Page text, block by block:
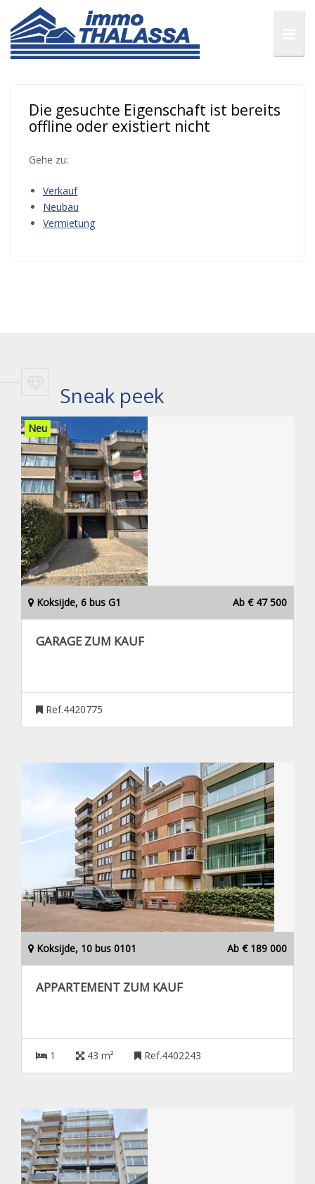
Die gesuchte Eigenschaft ist bereits
offline oder existiert nicht
Gehe zu:
Verkauf
Neubau
Vermietung
Sneak peek
Neu
Koksijde, 6 bus G1 Ab € 47 500
GARAGE ZUM KAUF
Ref.4420775
Koksijde, 10 bus 0101 Ab € 189 000
APPARTEMENT ZUM KAUF
1 43 m² Ref.4402243